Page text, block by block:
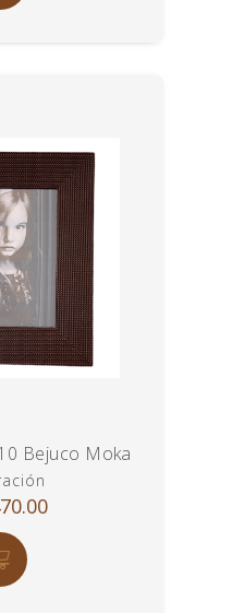
Bejuco Moka